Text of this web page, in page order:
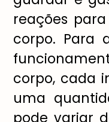
reações
corpo. Para
corpo, cada
uma
pode variar